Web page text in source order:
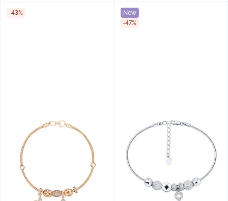
-43%
New
-47%